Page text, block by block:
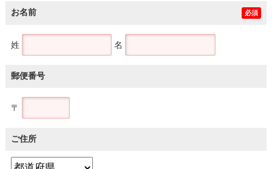
お名前 必須
姓 名
郵便番号
〒
ご住所